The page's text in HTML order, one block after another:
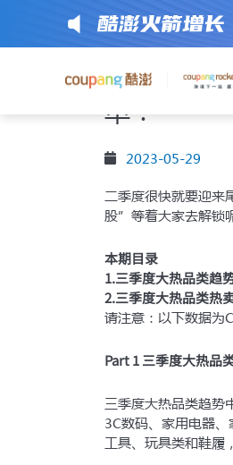
提
三季度热
单！
2023-05-29
二季度很快就要迎
股”等着大家去解锁
本期目录
1.三季度大热品类趋
2.三季度大热品类热
请注意：以下数据为
Part 1 三季度大热品
三季度大热品类趋势
3C数码、家用电器
工具、玩具类和鞋履